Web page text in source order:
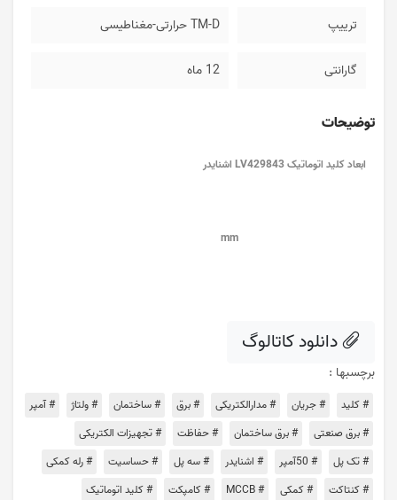
ترییپ TM-D حرارتی-مغناطیسی
گارانتی 12 ماه
توضیحات
ابعاد کلید اتوماتیک LV429843 اشنایدر
دانلود کاتالوگ
برچسبها :
# کلید # جریان # مدارالکتریکی # برق # ساختمان # ولتاژ
# آمپر
# برق صنعتی
# برق ساختمان # حفاظت
# تجهیزات الکتریکی
# تک پل
# 50آمپر # اشنایدر # سه پل # حساسیت
# رله کمکی
# کنتاکت
# کمکی # MCCB # کامپکت
# کلید اتوماتیک